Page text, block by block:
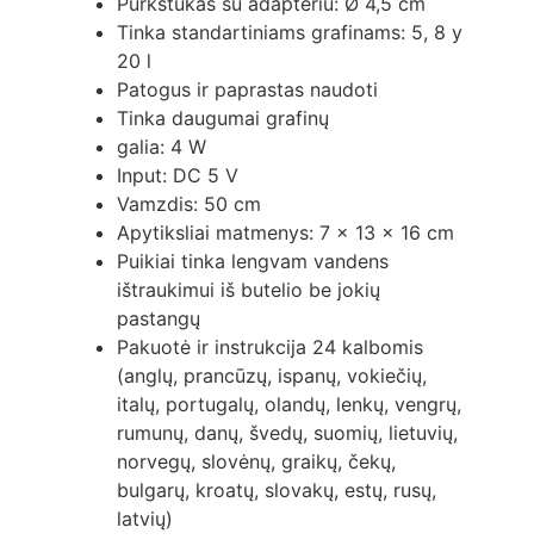
Tinka standartiniams grafinams: 5, 8 y
20 l
Patogus ir paprastas naudoti
Tinka daugumai grafinų
galia: 4 W
Input: DC 5 V
Vamzdis: 50 cm
Apytiksliai matmenys: 7 x 13 x 16 cm
Puikiai tinka lengvam vandens
ištraukimui iš butelio be jokių
pastangų
Pakuotė ir instrukcija 24 kalbomis
(anglų, prancūzų, ispanų, vokiečių,
italų, portugalų, olandų, lenkų, vengrų,
rumunų, danų, švedų, suomių, lietuvių,
norvegų, slovėnų, graikų, čekų,
bulgarų, kroatų, slovakų, estų, rusų,
latvių)